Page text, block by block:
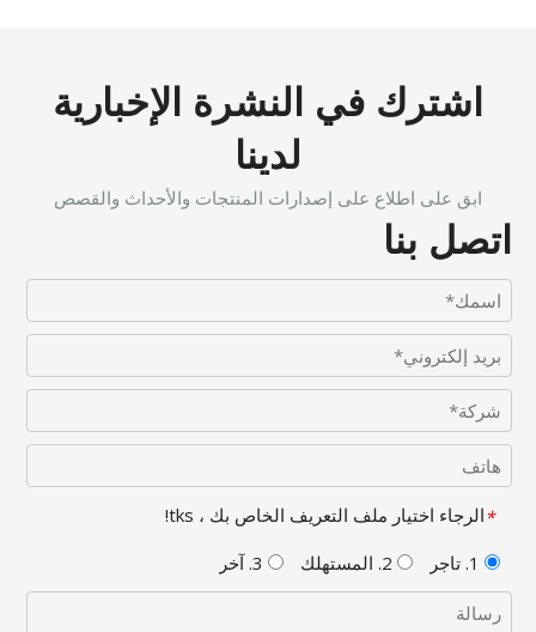
اشترك في النشرة الإخبارية
لدينا
ابق على اطلاع على إصدارات المنتجات والأحداث والقصص
اتصل بنا
*الرجاء اختيار ملف التعريف الخاص بك ، tks!